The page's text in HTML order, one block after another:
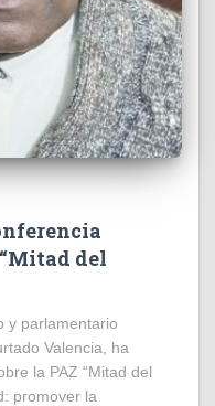
del
y parlamentario
Valencia, ha
la PAZ “Mitad del
promover la